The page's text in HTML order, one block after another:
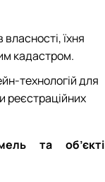
їхня
кадастром.
технологій для
реєстраційних
та